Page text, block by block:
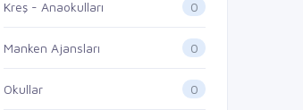
Kreş - Anaokulları 0
Manken Ajansları 0
Okullar 0